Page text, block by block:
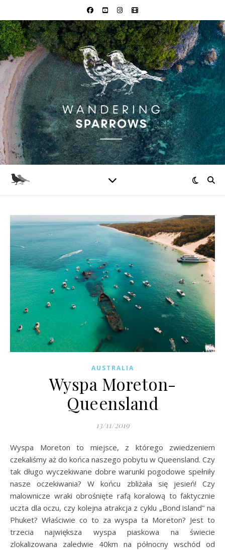
AUSTRALIA
Wyspa Moreton-
Queensland
13/11/2019
Wyspa Moreton to miejsce, z którego zwiedzeniem
czekaliśmy aż do końca naszego pobytu w Queensland. Czy
tak długo wyczekiwane dobre warunki pogodowe spełniły
nasze oczekiwania? W końcu zbliżała się jesień! Czy
malownicze wraki obrośnięte rafą koralową to faktycznie
uczta dla oczu, czy kolejna atrakcja z cyklu „Bond island” na
Phuket? Właściwie co to za wyspa ta Moreton? Jest to
trzecia największa wyspa piaskowa na świecie
zlokalizowana zaledwie 40km na północny wschód od